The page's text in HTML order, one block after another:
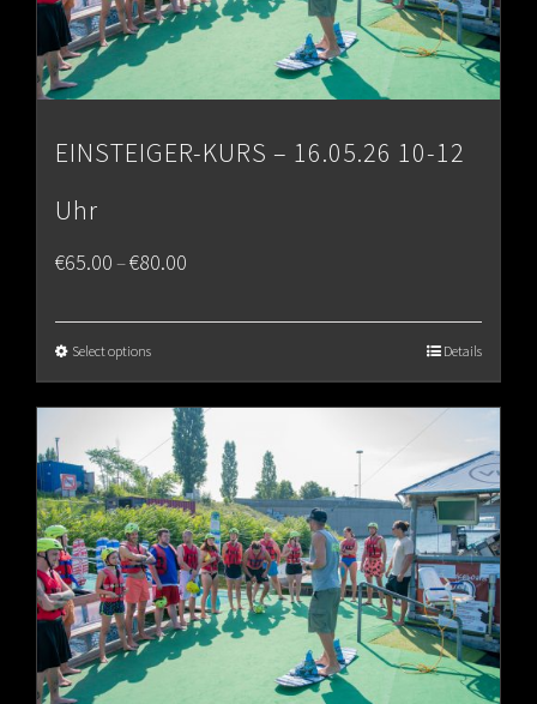
EINSTEIGER-KURS – 16.05.26 10-12
Uhr
€65.00–€80.00
€80.00
Select options Details